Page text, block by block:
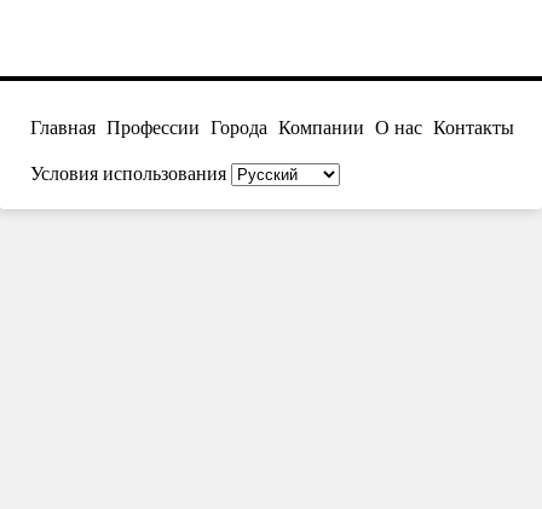
Главная Профессии Города Компании О нас Контакты
Условия использования